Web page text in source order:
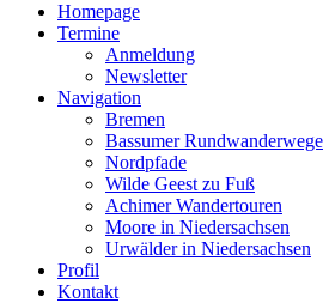
Homepage
Termine
Anmeldung
Newsletter
Navigation
Bremen
Bassumer Rundwanderwege
Nordpfade
Wilde Geest zu Fuß
Achimer Wandertouren
Moore in Niedersachsen
Urwälder in Niedersachsen
Profil
Kontakt